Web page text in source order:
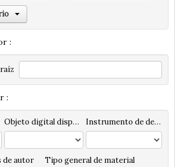
:
:
Objeto digital disponibles Instrumento de descripción
de autor Tipo general de material